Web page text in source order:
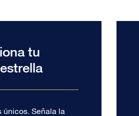
tu
únicos. Señala la